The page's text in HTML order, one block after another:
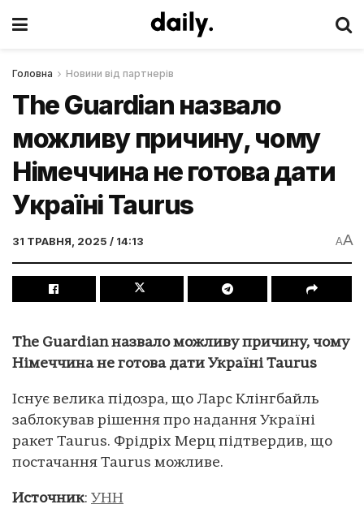
Головна Новини від партнерів
Thе Guаrdian назвало
можливу причину, чому
Німеччина не готова дати
Україні Taurus
31 ТРАВНЯ, 2025 / 14:13 AA
Thе Guаrdian назвало можливу причину, чому
Німеччина не готова дати Україні Taurus
Існує велика підозра, що Ларс Клінгбайль
заблокував рішення про надання Україні
ракет Taurus. Фрідріх Мерц підтвердив, що
постачання Taurus можливе.
Источник: УНН